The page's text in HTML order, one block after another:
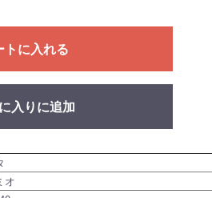
トに入れる
入りに追加
オ